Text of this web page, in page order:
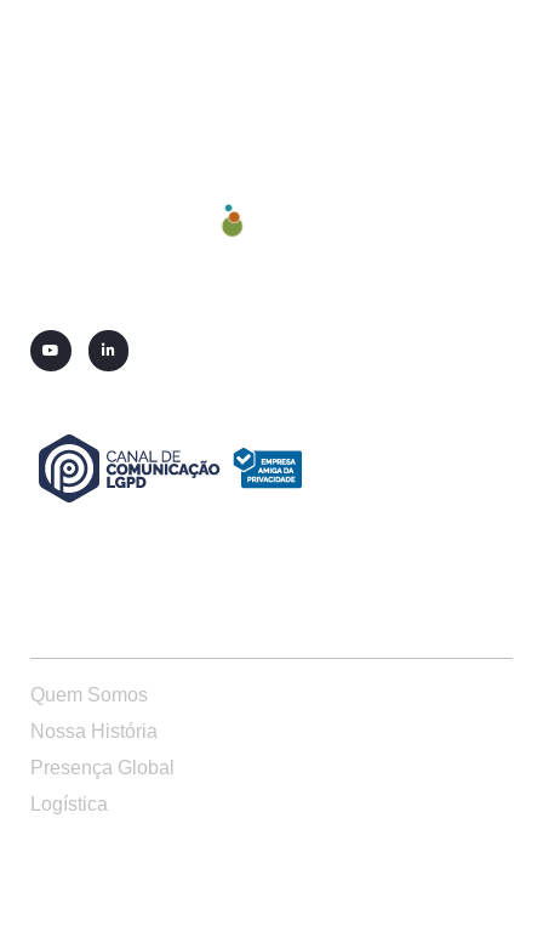
Quem Somos
Nossa História
Presença Global
Logística